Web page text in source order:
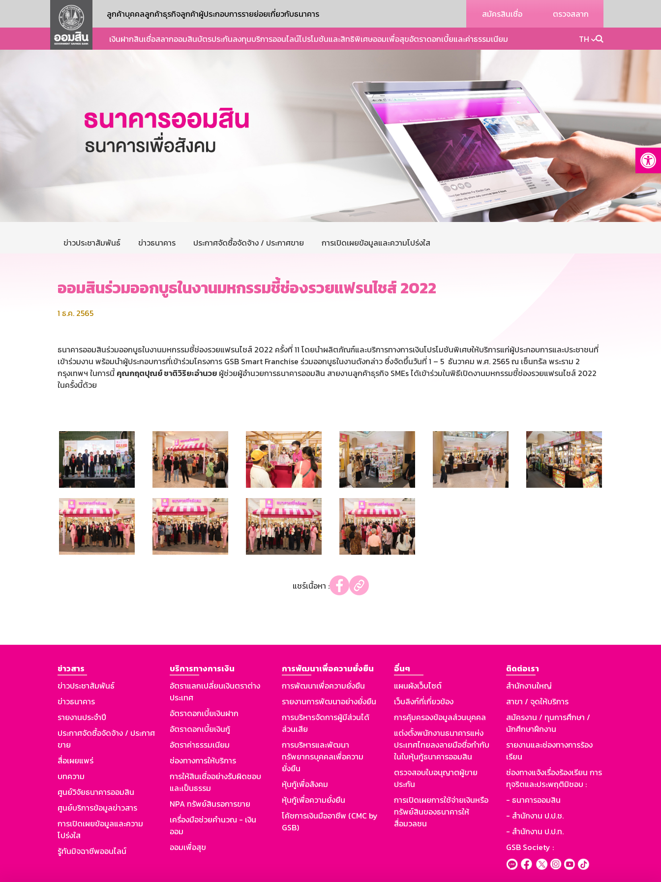
ลูกค้าบุคคลลูกค้าธุรกิจลูกค้าผู้ประกอบการรายย่อยเกี่ยวกับธนาคาร สมัครสินเชื่อ ตรวจสลาก
เงินฝากสินเชื่อสลากออมสินบัตรประกันลงทุนบริการออนไลน์โปรโมชันและสิทธิพิเศษออมเพื่อสุขอัตราดอกเบี้ยและค่าธรรมเนียม TH
ข่าวประชาสัมพันธ์ ข่าวธนาคาร ประกาศจัดซื้อจัดจ้าง / ประกาศขาย การเปิดเผยข้อมูลและความโปร่งใส
ออมสินร่วมออกบูธในงานมหกรรมชี้ช่องรวยแฟรนไชส์ 2022
1 ธ.ค. 2565
ธนาคารออมสินร่วมออกบูธในงานมหกรรมชี้ช่องรวยแฟรนไชส์ 2022 ครั้งที่ 11 โดยนำผลิตภัณฑ์และบริการทางการเงินโปรโมชันพิเศษให้บริการแก่ผู้ประกอบการและประชาชนที่
เข้าร่วมงาน พร้อมนำผู้ประกอบการที่เข้าร่วมโครงการ GSB Smart Franchise ร่วมออกบูธในงานดังกล่าว ซึ่งจัดขึ้นวันที่ 1 – 5 ธันวาคม พ.ศ. 2565 ณ เซ็นทรัล พระราม 2
กรุงเทพฯ ในการนี้คุณกฤตปุณย์ ชาติวิริยะอำนวย ผู้ช่วยผู้อำนวยการธนาคารออมสิน สายงานลูกค้าธุรกิจ SMEs ได้เข้าร่วมในพิธีเปิดงานมหกรรมชี้ช่องรวยแฟรนไชส์ 2022
ในครั้งนี้ด้วย
แชร์เนื้อหา :
ข่าวสาร
ข่าวประชาสัมพันธ์
ข่าวธนาคาร
รายงานประจำปี
ประกาศจัดซื้อจัดจ้าง / ประกาศ
ขาย
สื่อเผยแพร่
บทความ
ศูนย์วิจัยธนาคารออมสิน
ศูนย์บริการข้อมูลข่าวสาร
การเปิดเผยข้อมูลและความ
โปร่งใส
รู้ทันมิจฉาชีพออนไลน์
บริการทางการเงิน
อัตราแลกเปลี่ยนเงินตราต่าง
ประเทศ
อัตราดอกเบี้ยเงินฝาก
อัตราดอกเบี้ยเงินกู้
อัตราค่าธรรมเนียม
ช่องทางการให้บริการ
การให้สินเชื่ออย่างรับผิดชอบ
และเป็นธรรม
NPA ทรัพย์สินรอการขาย
เครื่องมือช่วยคำนวณ - เงิน
ออม
ออมเพื่อสุข
การพัฒนาเพื่อความยั่งยืน
การพัฒนาเพื่อความยั่งยืน
รายงานการพัฒนาอย่างยั่งยืน
การบริหารจัดการผู้มีส่วนได้
ส่วนเสีย
การบริหารและพัฒนา
ทรัพยากรบุคคลเพื่อความ
ยั่งยืน
หุ้นกู้เพื่อสังคม
หุ้นกู้เพื่อความยั่งยืน
โค้ชการเงินมืออาชีพ (CMC by
GSB)
อื่นๆ
แผนผังเว็บไซต์
เว็บลิงก์ที่เกี่ยวข้อง
การคุ้มครองข้อมูลส่วนบุคคล
แต่งตั้งพนักงานธนาคารแห่ง
ประเทศไทยลงลายมือชื่อกำกับ
ในใบหุ้นกู้ธนาคารออมสิน
ตรวจสอบใบอนุญาตผู้ขาย
ประกัน
การเปิดเผยการใช้จ่ายเงินหรือ
ทรัพย์สินของธนาคารให้
สื่อมวลชน
ติดต่อเรา
สำนักงานใหญ่
สาขา / จุดให้บริการ
สมัครงาน / ทุนการศึกษา /
นักศึกษาฝึกงาน
รายงานและช่องทางการร้อง
เรียน
ช่องทางแจ้งเรื่องร้องเรียน การ
ทุจริตและประพฤติมิชอบ :
- ธนาคารออมสิน
- สำนักงาน ป.ป.ช.
- สำนักงาน ป.ป.ท.
GSB Society :